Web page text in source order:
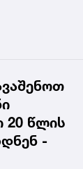
20 წლის
-